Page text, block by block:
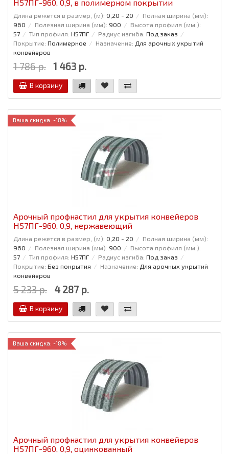
Н57ПГ-960, 0,9, в полимерном покрытии
Длина режется в размер, (м): 0,20 - 20
Полная ширина (мм):
960
Полезная ширина (мм): 900
Высота профиля (мм.):
57
Тип профиля: Н57ПГ Радиус изгиба: Под заказ
Покрытие: Полимерное Назначение: Для арочных укрытий
конвейеров
1 786 р. 1 463 р.
В корзину
Ваша скидка: -18%
Арочный профнастил для укрытия конвейеров
Н57ПГ-960, 0,9, нержавеющий
Длина режется в размер, (м): 0,20 - 20
Полная ширина (мм):
960
Полезная ширина (мм): 900
Высота профиля (мм.):
57
Тип профиля: Н57ПГ Радиус изгиба: Под заказ
Покрытие: Без покрытия Назначение: Для арочных укрытий
конвейеров
5 233 р. 4 287 р.
В корзину
Ваша скидка: -18%
Арочный профнастил для укрытия конвейеров
Н57ПГ-960, 0,9, оцинкованный